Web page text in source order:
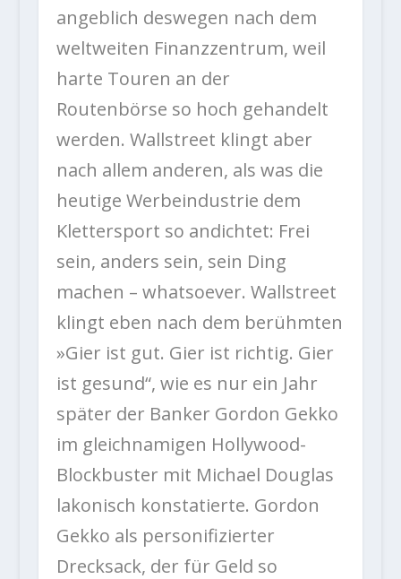
angeblich deswegen nach dem
weltweiten Finanzzentrum, weil
harte Touren an der
Routenbörse so hoch gehandelt
werden. Wallstreet klingt aber
nach allem anderen, als was die
heutige Werbeindustrie dem
Klettersport so andichtet: Frei
sein, anders sein, sein Ding
machen – whatsoever. Wallstreet
klingt eben nach dem berühmten
»Gier ist gut. Gier ist richtig. Gier
ist gesund“, wie es nur ein Jahr
später der Banker Gordon Gekko
im gleichnamigen Hollywood-
Blockbuster mit Michael Douglas
lakonisch konstatierte. Gordon
Gekko als personifizierter
Drecksack, der für Geld so